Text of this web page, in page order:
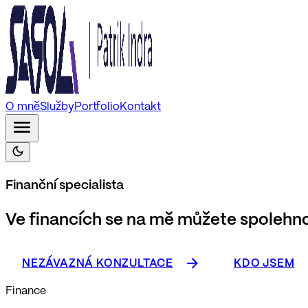
O mněSlužbyPortfolioKontakt
Finanční specialista
Ve financích se na mě můžete
NEZÁVAZNÁ KONZULTACE
KDO JSEM
Finance